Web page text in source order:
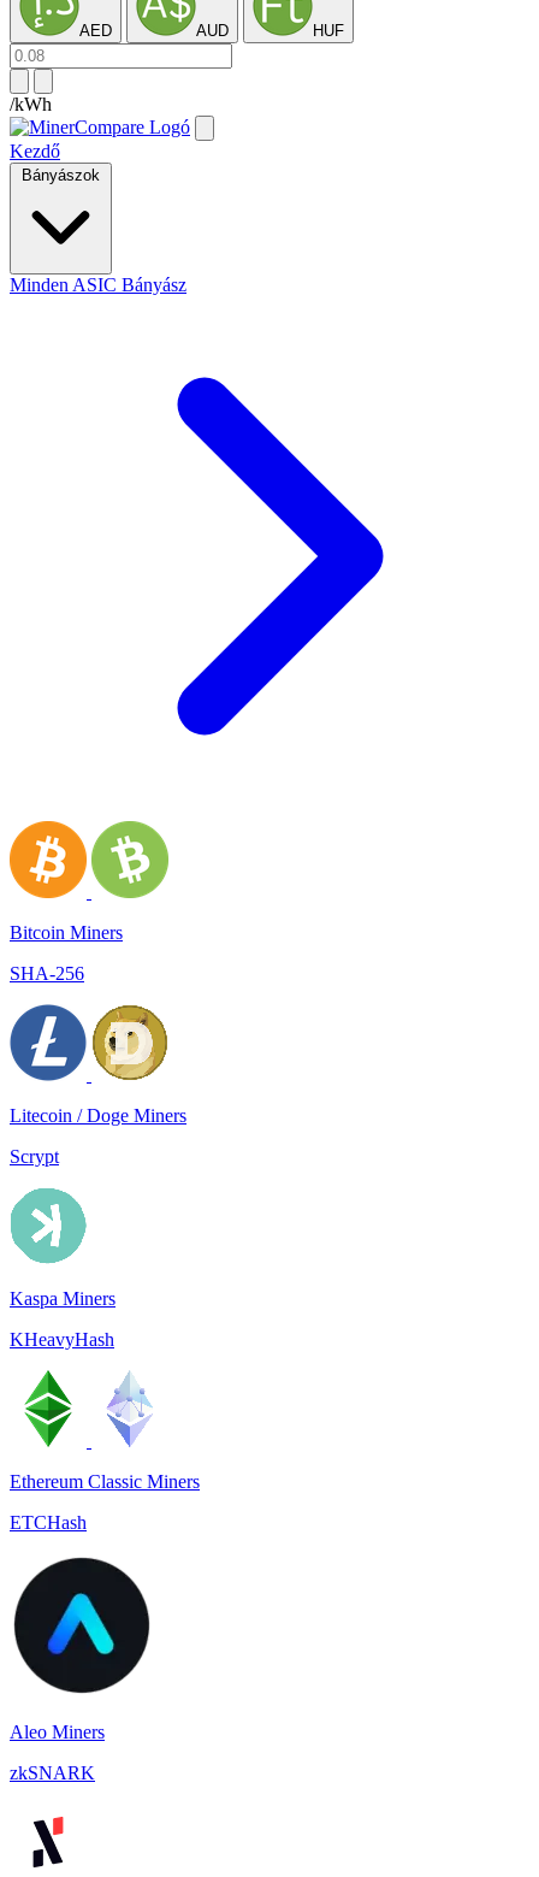
AED AUD HUF
/kWh
Kezdő
Bányászok
Minden ASIC Bányász
Bitcoin Miners
SHA-256
Litecoin / Doge Miners
Scrypt
Kaspa Miners
KHeavyHash
Ethereum Classic Miners
ETCHash
Aleo Miners
zkSNARK